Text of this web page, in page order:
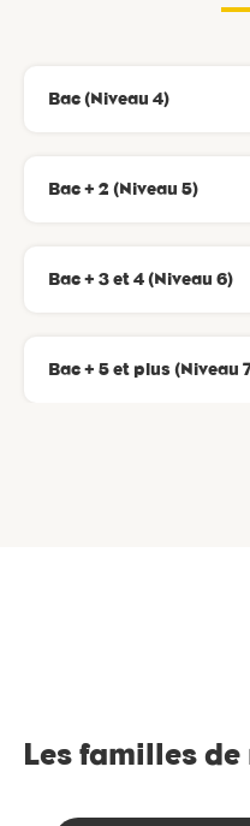
Bac (Niveau 4)
Bac + 2 (Niveau 5)
Bac + 3 et 4 (Niveau 6)
Bac + 5 et plus (Niveau
Les familles